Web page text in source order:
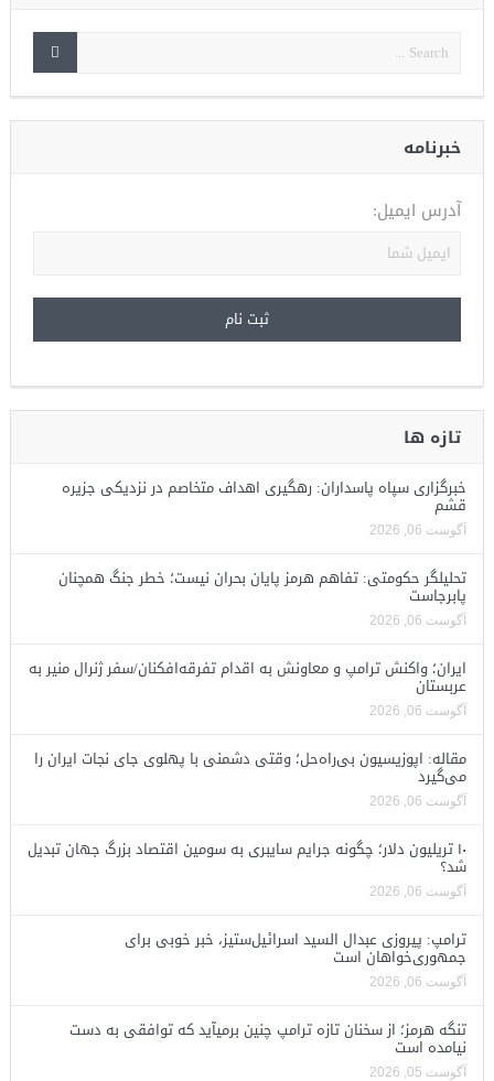
خبرنامه
آدرس ایمیل:
تازه ها
خبرگزاری سپاه پاسداران: رهگیری اهداف متخاصم در نزدیکی جزیره
قشم
آگوست 06, 2026
تحلیلگر حکومتی: تفاهم هرمز پایان بحران نیست؛ خطر جنگ همچنان
پابرجاست
آگوست 06, 2026
ایران؛ واکنش ترامپ و معاونش به اقدام تفرقه‌افکنان/سفر ژنرال منیر به
عربستان
آگوست 06, 2026
مقاله: اپوزیسیون بی‌راه‌حل؛ وقتی دشمنی با پهلوی جای نجات ایران را
می‌گیرد
آگوست 06, 2026
۱۰ تریلیون دلار؛ چگونه جرایم سایبری به سومین اقتصاد بزرگ جهان تبدیل
شد؟
آگوست 06, 2026
ترامپ: پیروزی عبدال السید اسرائیل‌ستیز، خبر خوبی برای
جمهوری‌خواهان است
آگوست 06, 2026
تنگه هرمز؛ از سخنان تازه ترامپ چنین برمیآید که توافقی به دست
نیامده است
آگوست 05, 2026